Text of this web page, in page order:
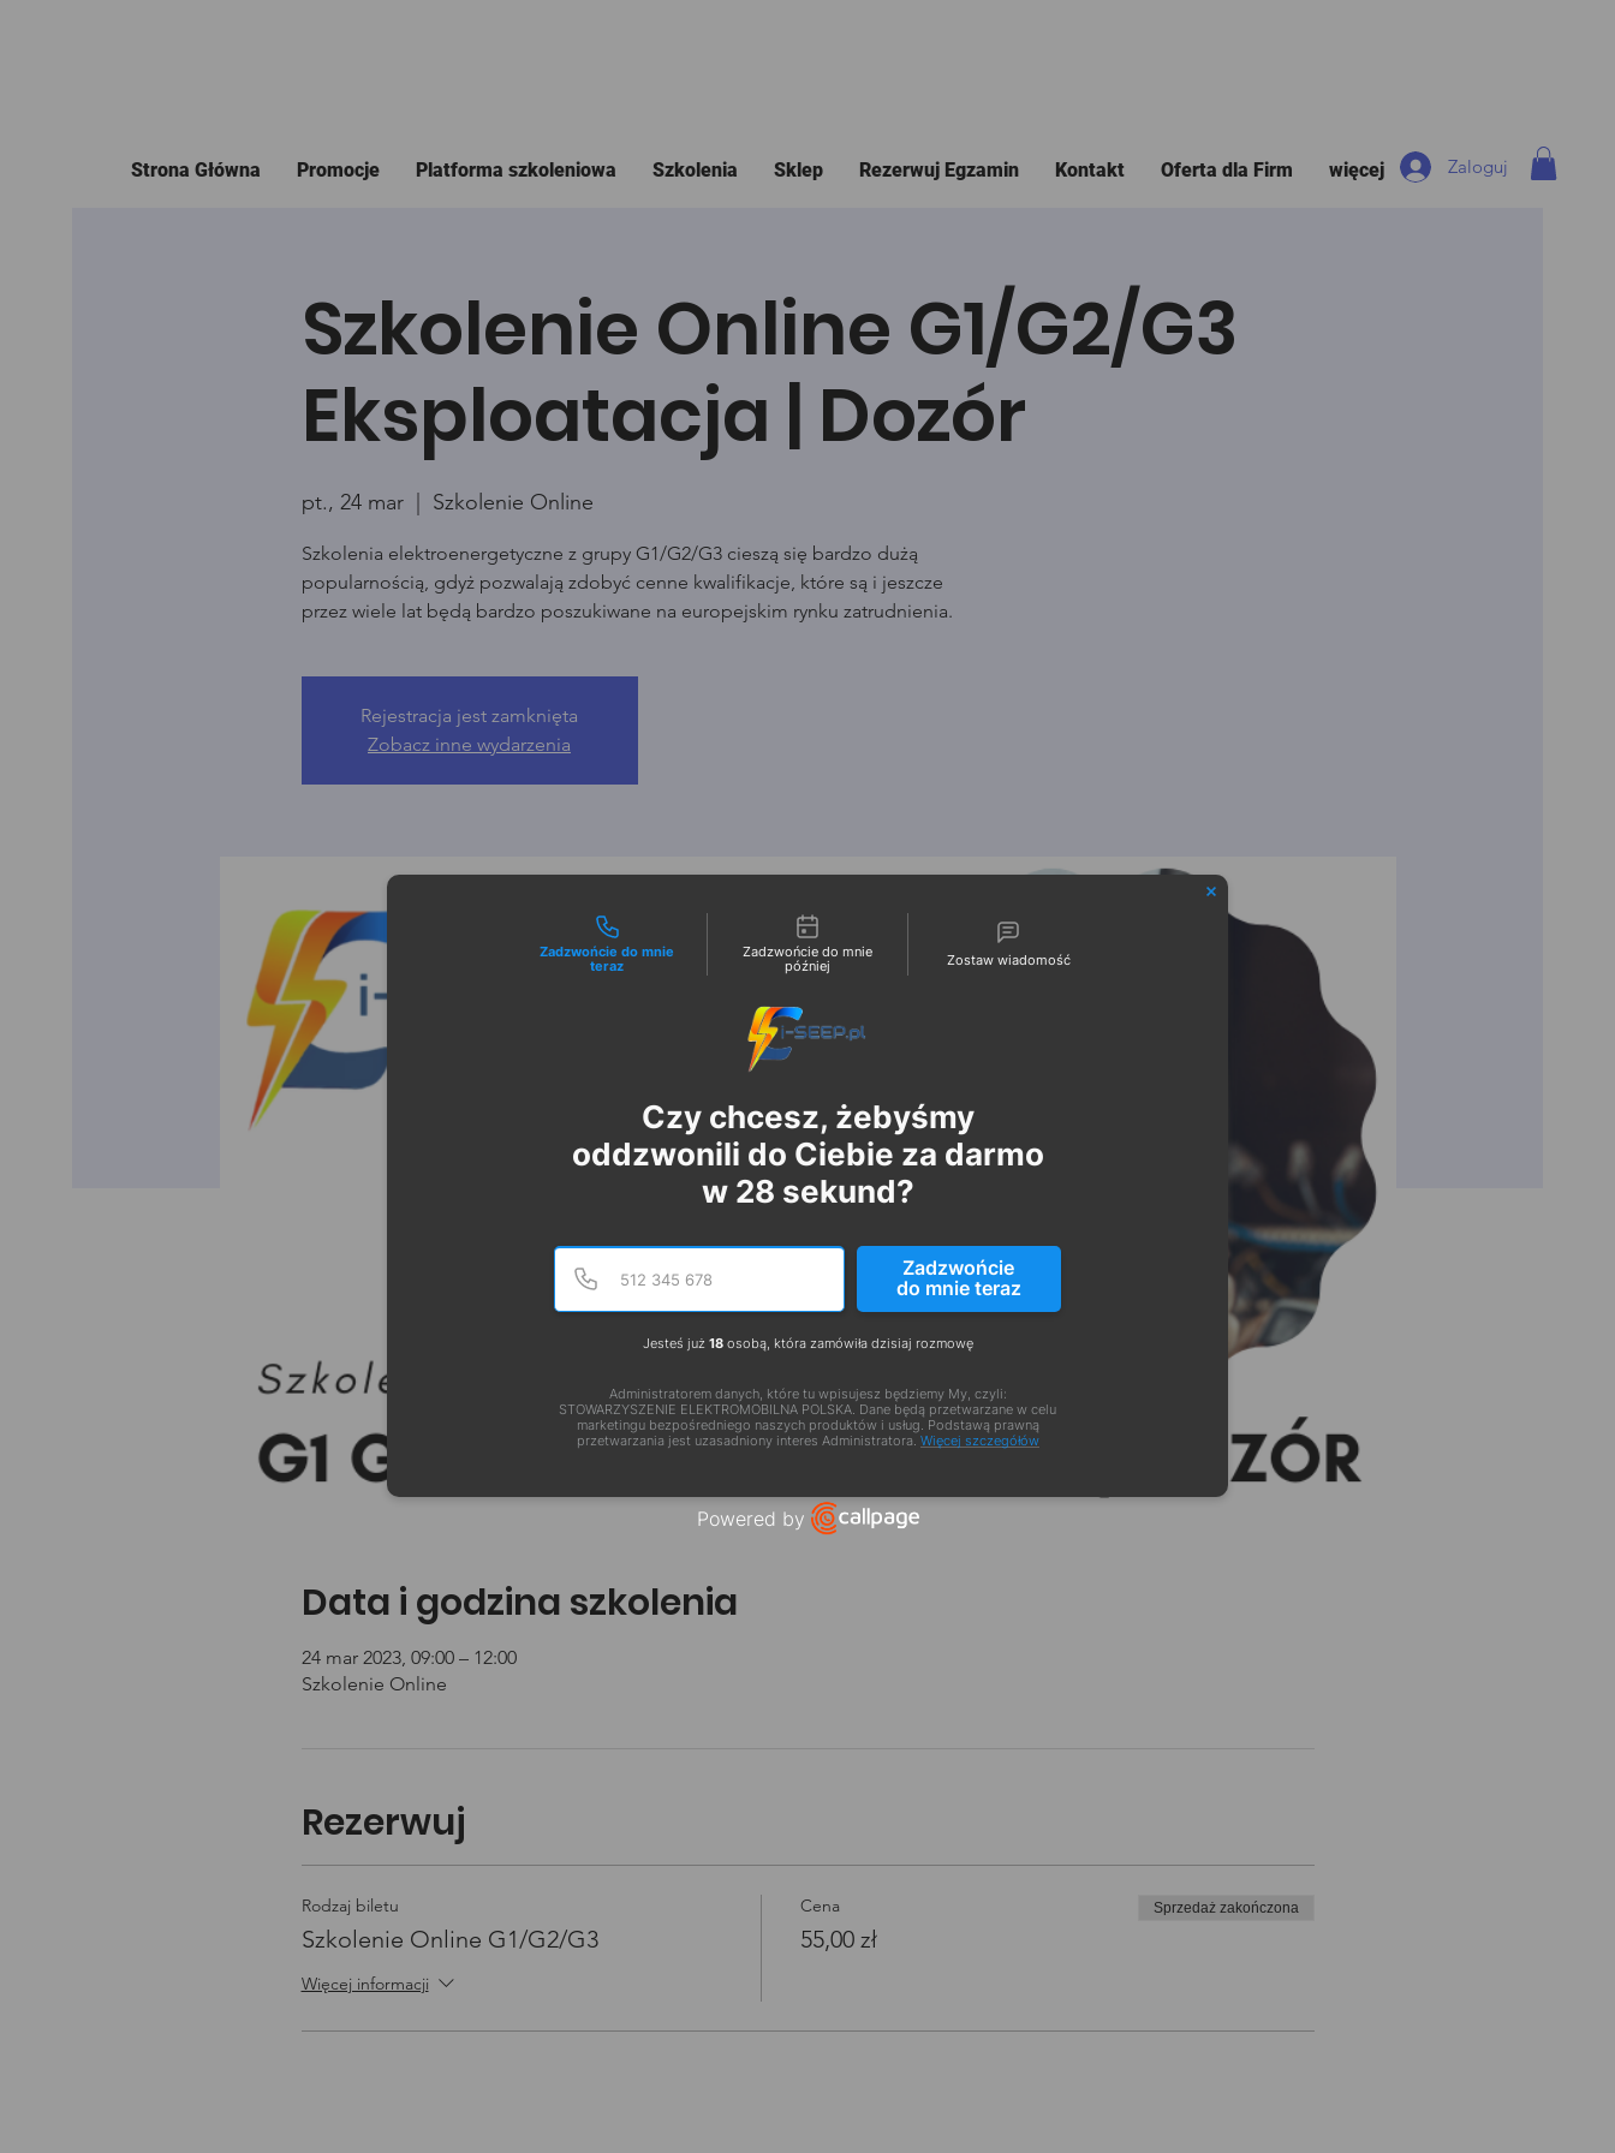
Strona Główna Promocje Platforma szkoleniowa Szkolenia Sklep Rezerwuj Egzamin Kontakt Oferta dla Firm więcej Zaloguj
Szkolenie Online G1/G2/G3
Eksploatacja | Dozór
pt., 24 mar
  |
Szkolenie Online
Szkolenia elektroenergetyczne z grupy G1/G2/G3 cieszą się bardzo dużą
popularnością, gdyż pozwalają zdobyć cenne kwalifikacje, które są i jeszcze
przez wiele lat będą bardzo poszukiwane na europejskim rynku zatrudnienia.
Rejestracja jest zamknięta
Zobacz inne wydarzenia
Data i godzina szkolenia
24 mar 2023, 09:00 – 12:00
Szkolenie Online
Rezerwuj
Rodzaj biletu
Szkolenie Online G1/G2/G3
Więcej informacji
Cena
55,00 zł
Sprzedaż zakończona
Możliwości kontaktu
Zadzwońcie do mnie
teraz
Zadzwońcie do mnie
później
Zostaw wiadomość
Czy chcesz, żebyśmy
oddzwonili do Ciebie za darmo
w 28 sekund?
Numer telefonu
Podaj poprawny numer telefonu w formacie E164
Zadzwońcie
do mnie teraz
Jesteś już 18osobą, która zamówiła dzisiaj rozmowę
Administratorem danych, które tu wpisujesz będziemy My, czyli:
STOWARZYSZENIE ELEKTROMOBILNA POLSKA. Dane będą przetwarzane w celu
marketingu bezpośredniego naszych produktów i usług. Podstawą prawną
przetwarzania jest uzasadniony interes Administratora. Więcej szczegółów
Powered by